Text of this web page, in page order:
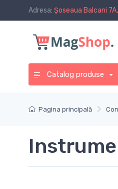
Adresa: Șoseaua Balcani
Catalog produse
Pagina principală